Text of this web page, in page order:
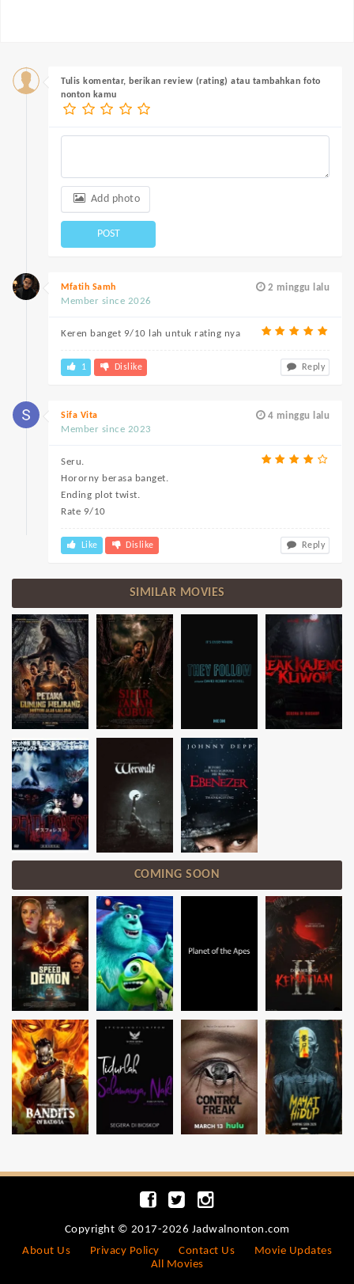
Tulis komentar, berikan review (rating) atau tambahkan foto
nonton kamu
Add photo
POST
2 minggu lalu
Mfatih Samh
Member since 2026
Keren banget 9/10 lah untuk rating nya
1 Dislike Reply
4 minggu lalu
Sifa Vita
Member since 2023
Seru.
Hororny berasa banget.
Ending plot twist.
Rate 9/10
Like Dislike Reply
SIMILAR MOVIES
COMING SOON
Copyright © 2017-2026 Jadwalnonton.com
About Us
Privacy Policy Contact Us
Movie Updates
All Movies